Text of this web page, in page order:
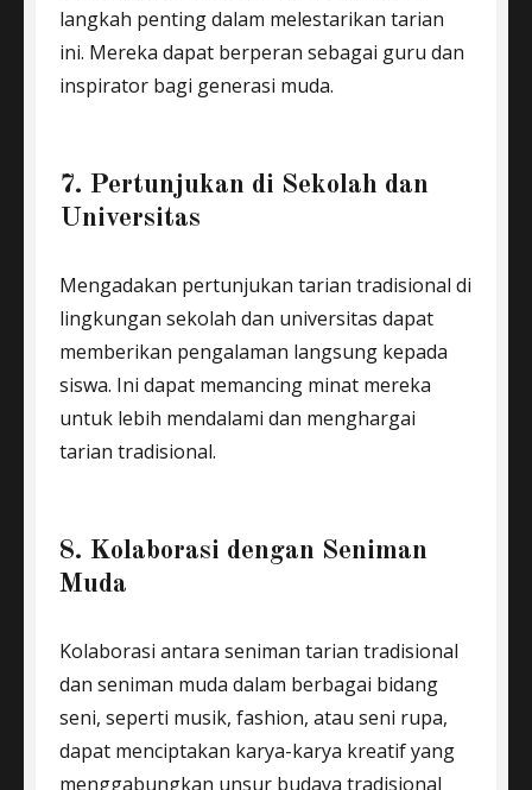
langkah penting dalam melestarikan tarian
ini. Mereka dapat berperan sebagai guru dan
inspirator bagi generasi muda.
7. Pertunjukan di Sekolah dan
Universitas
Mengadakan pertunjukan tarian tradisional di
lingkungan sekolah dan universitas dapat
memberikan pengalaman langsung kepada
siswa. Ini dapat memancing minat mereka
untuk lebih mendalami dan menghargai
tarian tradisional.
8. Kolaborasi dengan Seniman
Muda
Kolaborasi antara seniman tarian tradisional
dan seniman muda dalam berbagai bidang
seni, seperti musik, fashion, atau seni rupa,
dapat menciptakan karya-karya kreatif yang
menggabungkan unsur budaya tradisional